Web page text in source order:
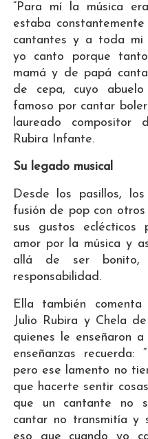
“Para mí la música
estaba
cantantes y a toda mi
yo canto porque
mamá y de papá
de cepa, cuyo
famoso por cantar
laureado compositor
Rubira Infante.
Su legado musical
Desde los pasillos,
fusión de pop con
sus gustos eclécticos
amor por la música y
allá de ser
responsabilidad.
Ella también
Julio Rubira y Chela
quienes le enseñaron
enseñanzas
pero ese lamento no
que hacerte sentir
que un cantante no
cantar no transmitía y